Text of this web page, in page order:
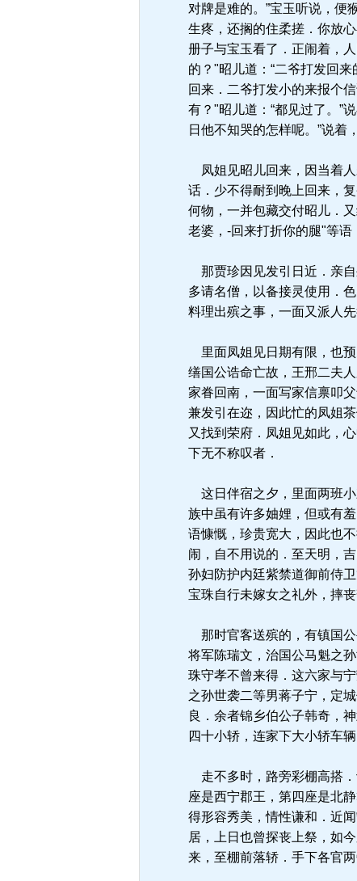
对牌是难的。”宝玉听说，便
生疼，还搁的住柔搓．你放
册子与宝玉看了．正闹着，
的？"昭儿道：“二爷打发回
回来．二爷打发小的来报个
有？"昭儿道：“都见过了。”
日他不知哭的怎样呢。”说着
凤姐见昭儿回来，因当着
话．少不得耐到晚上回来，
何物，一并包藏交付昭儿．
老婆，-回来打折你的腿"等语
那贾珍因见发引日近．亲自
多请名僧，以备接灵使用．
料理出殡之事，一面又派人
里面凤姐见日期有限，也
缮国公诰命亡故，王邢二夫
家眷回南，一面写家信禀叩
兼发引在迩，因此忙的凤姐
又找到荣府．凤姐见如此，
下无不称叹者．
这日伴宿之夕，里面两班
族中虽有许多妯娌，但或有
语慷慨，珍贵宽大，因此也
闹，自不用说的．至天明，
孙妇防护内廷紫禁道御前侍
宝珠自行未嫁女之礼外，摔
那时官客送殡的，有镇国
将军陈瑞文，治国公马魁之
珠守孝不曾来得．这六家与
之孙世袭二等男蒋子宁，定
良．余者锦乡伯公子韩奇，
四十小轿，连家下大小轿车
走不多时，路旁彩棚高搭
座是西宁郡王，第四座是北
得形容秀美，情性谦和．近
居，上日也曾探丧上祭，如
来，至棚前落轿．手下各官